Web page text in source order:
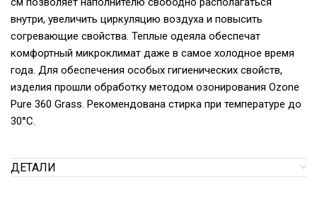
внутри, увеличить циркуляцию воздуха и повысить
согревающие свойства. Теплые одеяла обеспечат
комфортный микроклимат даже в самое холодное время
года. Для обеспечения особых гигиенических свойств,
изделия прошли обработку методом озонирования Ozone
Pure 360 Grass. Рекомендована стирка при температуре до
30°С.
ДЕТАЛИ